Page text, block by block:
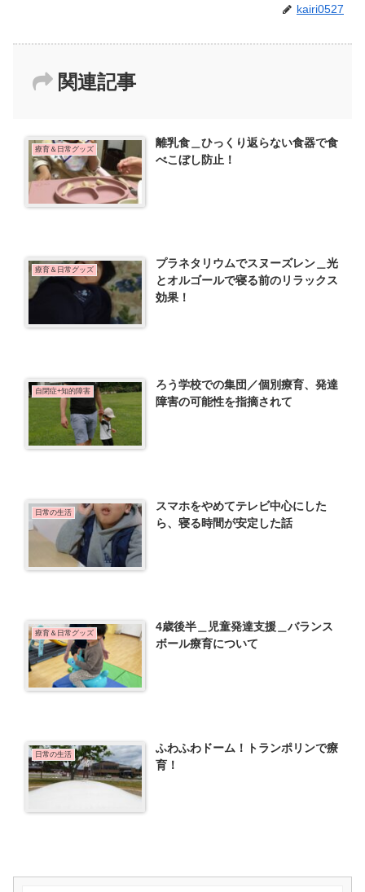
kairi0527
関連記事
療育＆日常グッズ
離乳食＿ひっくり返らない食器で食
べこぼし防止！
療育＆日常グッズ
プラネタリウムでスヌーズレン＿光
とオルゴールで寝る前のリラックス
効果！
自閉症+知的障害
ろう学校での集団／個別療育、発達
障害の可能性を指摘されて
日常の生活
スマホをやめてテレビ中心にした
ら、寝る時間が安定した話
療育＆日常グッズ
4歳後半＿児童発達支援＿バランス
ボール療育について
日常の生活
ふわふわドーム！トランポリンで療
育！